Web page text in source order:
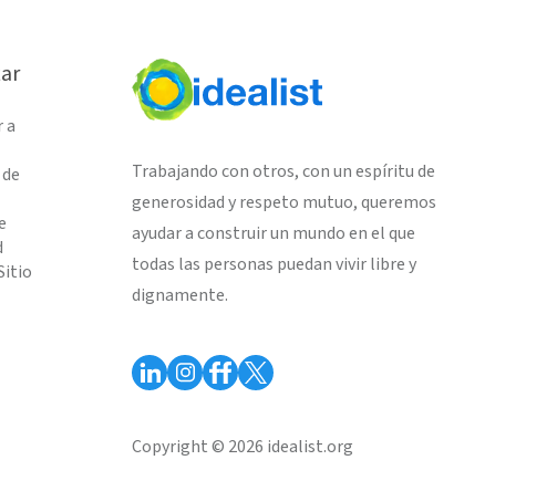
a
Trabajando con otros, con un espíritu de
generosidad y respeto mutuo, queremos
ayudar a construir un mundo en el que
todas las personas puedan vivir libre y
dignamente.
Copyright © 2026 idealist.org